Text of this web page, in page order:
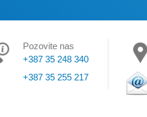
Pozovite nas
+387 35 248 340
+387 35 255 217